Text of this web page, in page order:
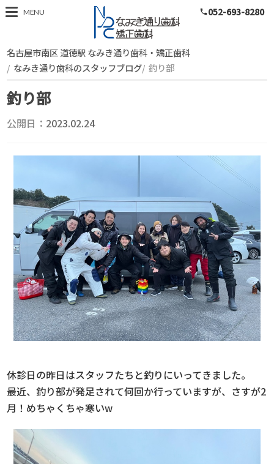
スタッフブログ
MENU phone052-693-8280
名古屋市南区 道徳駅 なみき通り歯科・矯正歯科
なみき通り歯科のスタッフブログ 釣り部
釣り部
公開日： 2023.02.24
休診日の昨日はスタッフたちと釣りにいってきました。
最近、釣り部が発足されて何回か行っていますが、さすが2
月！めちゃくちゃ寒いw